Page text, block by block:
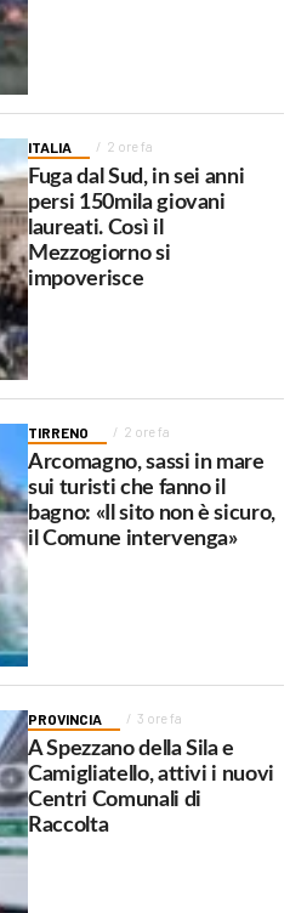
ITALIA 2 ore fa
Fuga dal Sud, in sei anni
persi 150mila giovani
laureati. Così il
Mezzogiorno si
impoverisce
TIRRENO 2 ore fa
Arcomagno, sassi in mare
sui turisti che fanno il
bagno: «Il sito non è sicuro,
il Comune intervenga»
PROVINCIA 3 ore fa
A Spezzano della Sila e
Camigliatello, attivi i nuovi
Centri Comunali di
Raccolta